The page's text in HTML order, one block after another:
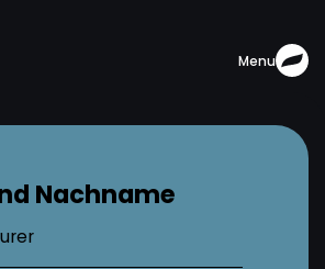
Menu
Nachname